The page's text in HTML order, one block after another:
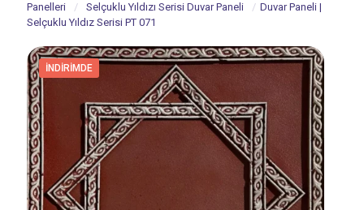
Panelleri
/ Selçuklu Yıldızı Serisi Duvar Paneli / Duvar Paneli |
Selçuklu Yıldız Serisi PT 071
İNDIRIMDE